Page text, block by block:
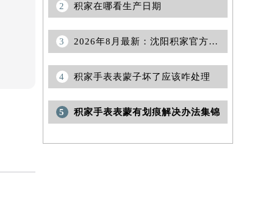
2 积家在哪看生产日期
3 2026年8月最新：沈阳积家官方网点地址与客户服务热线
4 积家手表表蒙子坏了应该咋处理
5 积家手表表蒙有划痕解决办法集锦